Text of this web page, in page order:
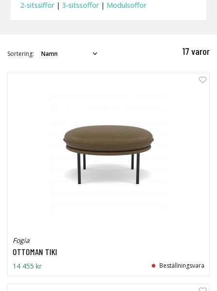
2-sitssiffor | 3-sitssoffor | Modulsoffor
17 varor
Sortering:
Fogia
OTTOMAN TIKI
14 455 kr Beställningsvara